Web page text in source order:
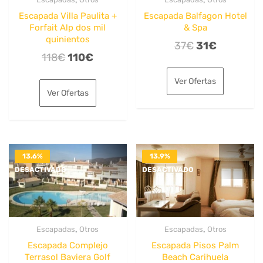
Escapada Villa Paulita +
Forfait Alp dos mil
quinientos
118€El
original
era:
110€El
es:
Ver Ofertas
Escapada Balfagon Hotel
& Spa
37€El
original
era:
31€El
es:
Ver Ofertas
13.6%
DESACTIVADO
Escapadas, Otros
Escapada Complejo
Terrasol Baviera Golf
13.9%
DESACTIVADO
Escapadas, Otros
Escapada Pisos Palm
Beach Carihuela